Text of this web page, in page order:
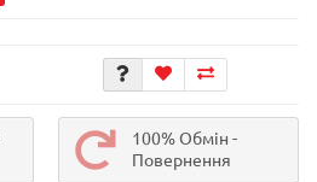
100% Обмін -
Повернення